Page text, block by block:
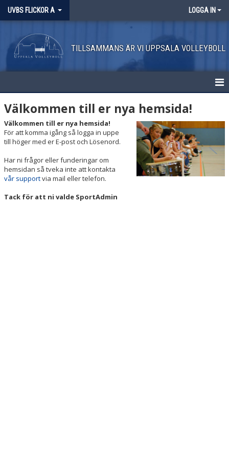
UVBS FLICKOR A LOGGA IN
TILLSAMMANS ÄR VI UPPSALA VOLLEYBOLL
HEM
NYHETER
KALENDER
MATCHER
Välkommen till er nya hemsida!
Välkommen till er nya hemsida!
För att komma igång så logga in uppe
till höger med er E-post och Lösenord.
Har ni frågor eller funderingar om
hemsidan så tveka inte att kontakta
vår supportvia mail eller telefon.
Tack för att ni valde SportAdmin